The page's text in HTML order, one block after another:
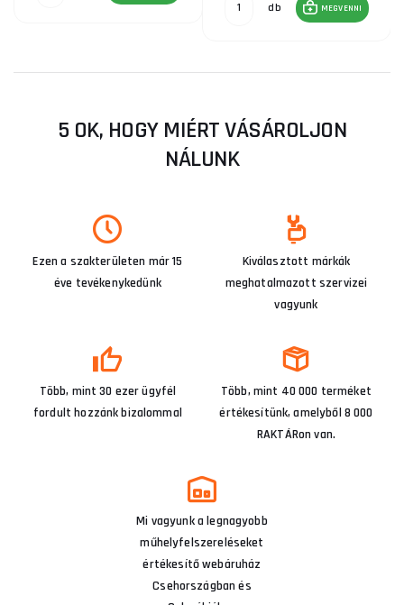
db MEGVENNI
5 OK, HOGY MIÉRT VÁSÁROLJON
NÁLUNK
Ezen a szakterületen már 15
éve tevékenykedünk
Kiválasztott márkák
meghatalmazott szervizei
vagyunk
Több, mint 30 ezer ügyfél
fordult hozzánk bizalommal
Több, mint 40 000 terméket
értékesítünk, amelyből 8 000
RAKTÁRon van.
Mi vagyunk a legnagyobb
műhelyfelszereléseket
értékesítő webáruház
Csehországban és